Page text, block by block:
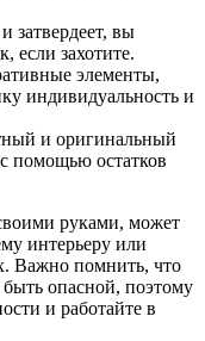
затвердеет, вы
если захотите.
элементы,
индивидуальность и
и оригинальный
помощью остатков
руками, может
интерьеру или
Важно помнить, что
опасной, поэтому
и работайте в